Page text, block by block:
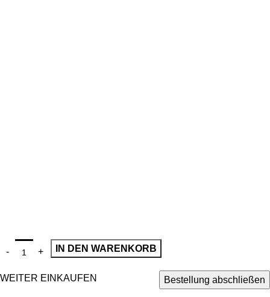
IN DEN WARENKORB
WEITER EINKAUFEN Bestellung abschließen